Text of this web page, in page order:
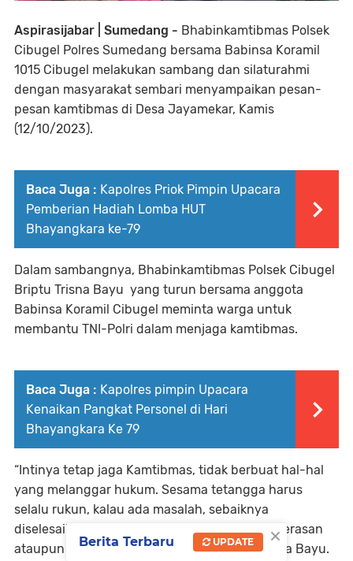
Aspirasijabar | Sumedang - Bhabinkamtibmas Polsek
Cibugel Polres Sumedang bersama Babinsa Koramil
1015 Cibugel melakukan sambang dan silaturahmi
dengan masyarakat sembari menyampaikan pesan-
pesan kamtibmas di Desa Jayamekar, Kamis
(12/10/2023).
Baca Juga : Kapolres Priok Pimpin Upacara
Pemberian Hadiah Lomba HUT
Bhayangkara ke-79
Dalam sambangnya, Bhabinkamtibmas Polsek Cibugel
Briptu Trisna Bayu yang turun bersama anggota
Babinsa Koramil Cibugel meminta warga untuk
membantu TNI-Polri dalam menjaga kamtibmas.
Baca Juga : Kapolres pimpin Upacara
Kenaikan Pangkat Personel di Hari
Bhayangkara Ke 79
“Intinya tetap jaga Kamtibmas, tidak berbuat hal-hal
yang melanggar hukum. Sesama tetangga harus
selalu rukun, kalau ada masalah, sebaiknya
diselesaikan dengan baik, tidak boleh ada kekerasan
ataupun main hakim sendiri,” kata Briptu Trisna Bayu.
×
Berita Terbaru UPDATE